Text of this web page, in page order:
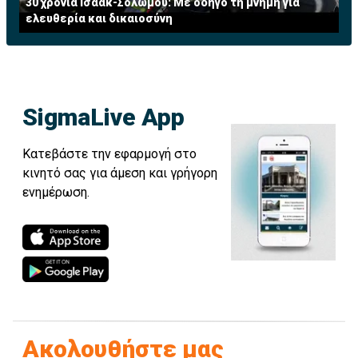
του χθες τελείωσαν, προχωράμε οριστικά στην
Ελλάδα της ανάπτυξης».
ελευθερία και δικαιοσύνη
SigmaLive App
Κατεβάστε την εφαρμογή στο
κινητό σας για άμεση και γρήγορη
ενημέρωση.
Ακολουθήστε μας